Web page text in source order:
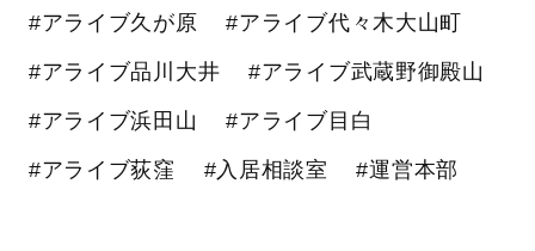
#アライブ久が原 #アライブ代々木大山町
#アライブ品川大井 #アライブ武蔵野御殿山
#アライブ浜田山 #アライブ目白
#アライブ荻窪 #入居相談室 #運営本部